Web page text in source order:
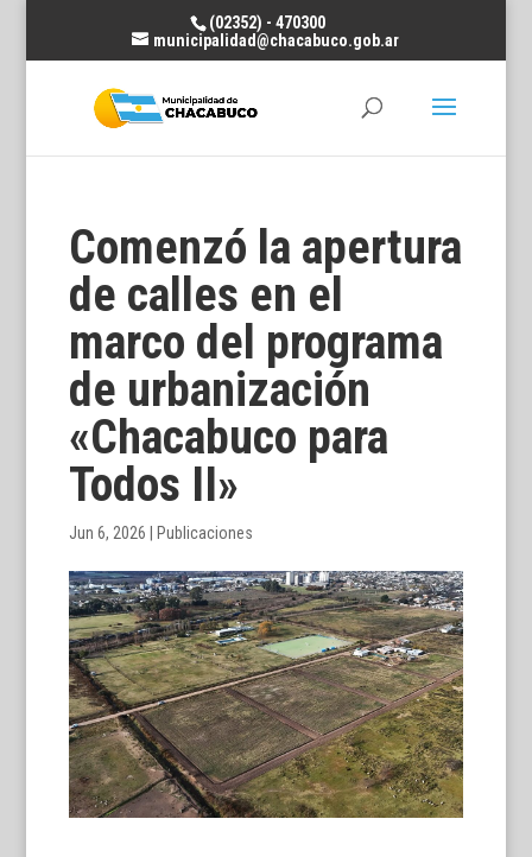
(02352) - 470300
municipalidad@chacabuco.gob.ar
Comenzó la apertura
de calles en el
marco del programa
de urbanización
«Chacabuco para
Todos II»
Jun 6, 2026 Publicaciones